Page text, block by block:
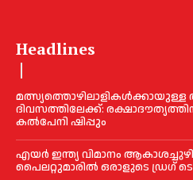
Headlines
മത്സ്യത്തൊഴിലാളികള്‍ക്കായുള്ള
ദിവസത്തിലേക്ക്:
കല്‍പേനി ഷിപ്പും
എയര്‍ ഇന്ത്യ വിമാനം
പൈലറ്റുമാരില്‍ ഒരാളുടെ ഡ്രഗ്